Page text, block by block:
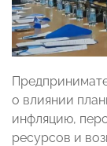
о влиянии
инфляцию,
ресурсов и